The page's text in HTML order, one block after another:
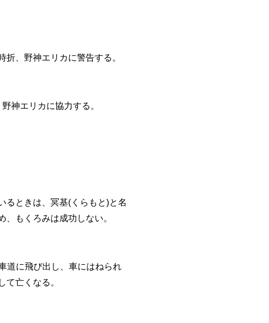
、野神エリカに警告する。
神エリカに協力する。
るときは、冥基(くらもと)と名
もくろみは成功しない。
道に飛び出し、車にはねられ
亡くなる。